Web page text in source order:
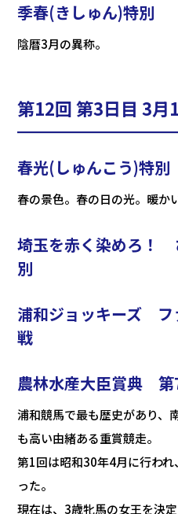
季春(きしゅん)特別
陰暦3月の異称。
第12回 第3日目 3月
春光(しゅんこう)特別
春の景色。春の日の光。暖か
埼玉を赤く染めろ！
別
浦和ジョッキーズ フ
戦
農林水産大臣賞典 第
浦和競馬で最も歴史があり、
も高い由緒ある重賞競走。
第1回は昭和30年4月に行わ
った。
現在は、3歳牝馬の女王を決